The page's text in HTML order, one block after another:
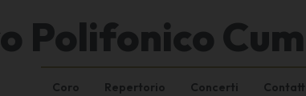
Polifonico
Coro Repertorio Concerti